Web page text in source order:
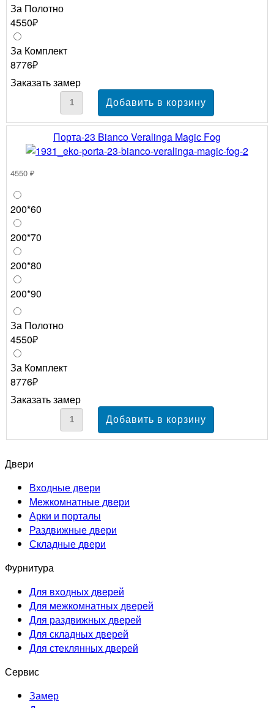
За Полотно
4550₽
За Комплект
8776₽
Заказать замер
Порта-23 Bianco Veralinga Magic Fog
4550 ₽
200*60
200*70
200*80
200*90
За Полотно
4550₽
За Комплект
8776₽
Заказать замер
Двери
Входные двери
Межкомнатные двери
Арки и порталы
Раздвижные двери
Складные двери
Фурнитура
Для входных дверей
Для межкомнатных дверей
Для раздвижных дверей
Для складных дверей
Для стеклянных дверей
Сервис
Замер